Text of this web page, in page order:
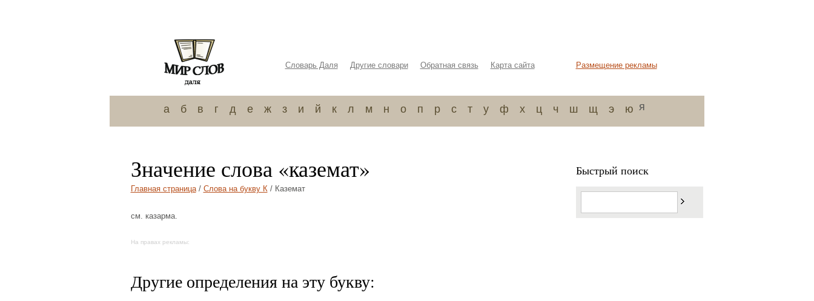
Словарь Даля Другие словари Обратная связь Карта сайта Размещение рекламы
а б в г д е ж з и й к л м н о п р с т у ф х ц ч ш щ э ю я
Значение слова «каземат»
Главная страница/ Слова на букву К/ Каземат
см. казарма.
На правах рекламы:
Другие определения на эту букву:
Быстрый поиск